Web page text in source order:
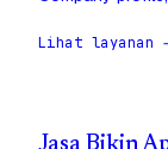
Lihat layanan